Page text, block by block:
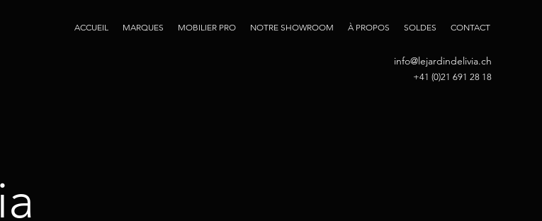
ACCUEIL MARQUES MOBILIER PRO NOTRE SHOWROOM À PROPOS SOLDES CONTACT
info@lejardindelivia.ch
+41 (0)21 691 28 18